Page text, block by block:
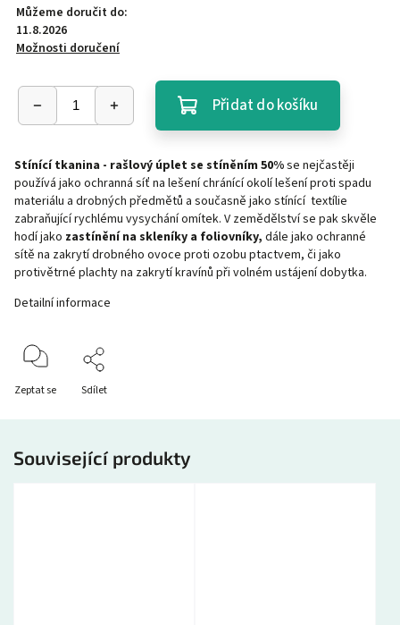
Můžeme doručit do:
11.8.2026
Možnosti doručení
Přidat do košíku
Stínící tkanina - rašlový úplet se stíněním 50%se nejčastěji
používá jako ochranná síť na lešení chránící okolí lešení proti spadu
materiálu a drobných předmětů a současně jako stínící textílie
zabraňující rychlému vysychání omítek. V zemědělství se pak skvěle
hodí jako zastínění na skleníky a foliovníky, dále jako ochranné
sítě na zakrytí drobného ovoce proti ozobu ptactvem, či jako
protivětrné plachty na zakrytí kravínů při volném ustájení dobytka.
Detailní informace
Zeptat se Sdílet
Související produkty